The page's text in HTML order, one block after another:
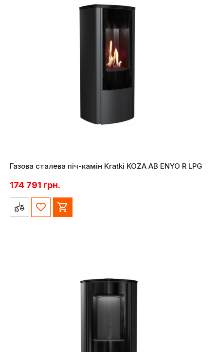
Газова сталева піч-камін Kratki KOZA AB ENYO R LPG
174 791 грн.